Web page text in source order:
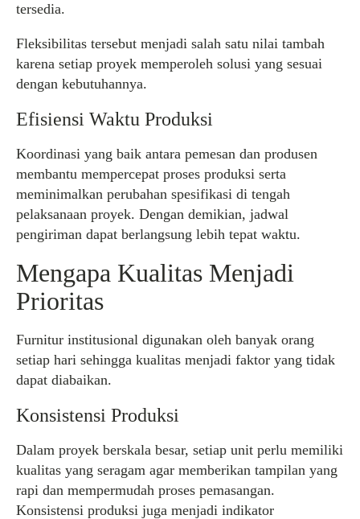
tersedia.
Fleksibilitas tersebut menjadi salah satu nilai tambah
karena setiap proyek memperoleh solusi yang sesuai
dengan kebutuhannya.
Efisiensi Waktu Produksi
Koordinasi yang baik antara pemesan dan produsen
membantu mempercepat proses produksi serta
meminimalkan perubahan spesifikasi di tengah
pelaksanaan proyek. Dengan demikian, jadwal
pengiriman dapat berlangsung lebih tepat waktu.
Mengapa Kualitas Menjadi
Prioritas
Furnitur institusional digunakan oleh banyak orang
setiap hari sehingga kualitas menjadi faktor yang tidak
dapat diabaikan.
Konsistensi Produksi
Dalam proyek berskala besar, setiap unit perlu memiliki
kualitas yang seragam agar memberikan tampilan yang
rapi dan mempermudah proses pemasangan.
Konsistensi produksi juga menjadi indikator